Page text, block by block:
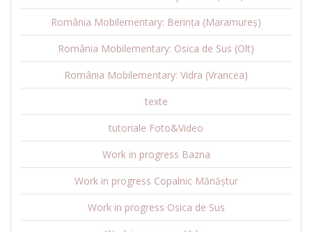
România Mobilementary: Berința (Maramureș)
România Mobilementary: Osica de Sus (Olt)
România Mobilementary: Vidra (Vrancea)
texte
tutoriale Foto&Video
Work in progress Bazna
Work in progress Copalnic Mănăștur
Work in progress Osica de Sus